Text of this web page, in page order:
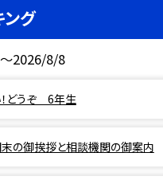
ング
2026/8/8
どうぞ 6年生
の御挨拶と相談機関の御案内